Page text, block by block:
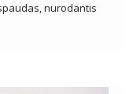
nurodantis